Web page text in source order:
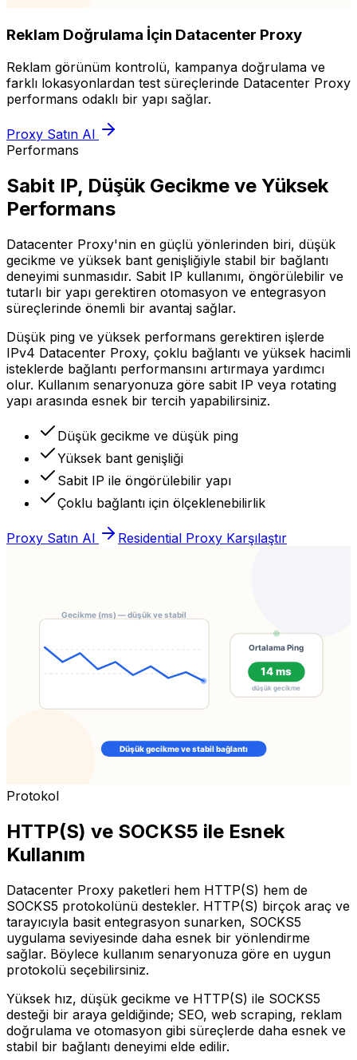
Reklam Doğrulama İçin Datacenter Proxy
Reklam görünüm kontrolü, kampanya doğrulama ve
farklı lokasyonlardan test süreçlerinde Datacenter Proxy
performans odaklı bir yapı sağlar.
Proxy Satın Al
Performans
Sabit IP, Düşük Gecikme ve Yüksek
Performans
Datacenter Proxy'nin en güçlü yönlerinden biri, düşük
gecikme ve yüksek bant genişliğiyle stabil bir bağlantı
deneyimi sunmasıdır. Sabit IP kullanımı, öngörülebilir ve
tutarlı bir yapı gerektiren otomasyon ve entegrasyon
süreçlerinde önemli bir avantaj sağlar.
Düşük ping ve yüksek performans gerektiren işlerde
IPv4 Datacenter Proxy, çoklu bağlantı ve yüksek hacimli
isteklerde bağlantı performansını artırmaya yardımcı
olur. Kullanım senaryonuza göre sabit IP veya rotating
yapı arasında esnek bir tercih yapabilirsiniz.
Düşük gecikme ve düşük ping
Yüksek bant genişliği
Sabit IP ile öngörülebilir yapı
Çoklu bağlantı için ölçeklenebilirlik
Proxy Satın Al Residential Proxy Karşılaştır
Protokol
HTTP(S) ve SOCKS5 ile Esnek
Kullanım
Datacenter Proxy paketleri hem HTTP(S) hem de
SOCKS5 protokolünü destekler. HTTP(S) birçok araç ve
tarayıcıyla basit entegrasyon sunarken, SOCKS5
uygulama seviyesinde daha esnek bir yönlendirme
sağlar. Böylece kullanım senaryonuza göre en uygun
protokolü seçebilirsiniz.
Yüksek hız, düşük gecikme ve HTTP(S) ile SOCKS5
desteği bir araya geldiğinde; SEO, web scraping, reklam
doğrulama ve otomasyon gibi süreçlerde daha esnek ve
stabil bir bağlantı deneyimi elde edilir.